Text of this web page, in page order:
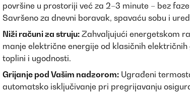
površine u prostoriji već za 2–3 minute – bez
Savršeno za dnevni boravak, spavaću sobu i
Niži računi za struju: Zahvaljujući energetskom
manje električne energije od klasičnih
toplini i ugodnosti.
Grijanje pod Vašim nadzorom: Ugrađeni
automatsko isključivanje pri pregrijavanju